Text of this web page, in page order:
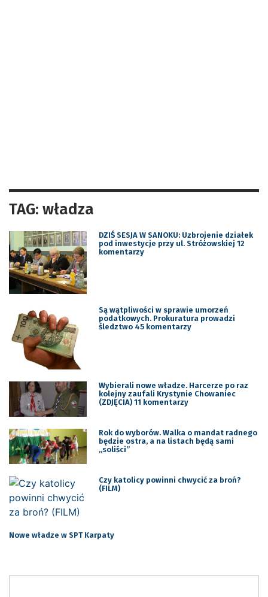
TAG: władza
DZIŚ SESJA W SANOKU: Uzbrojenie działek
pod inwestycje przy ul. Stróżowskiej 12
komentarzy
Są wątpliwości w sprawie umorzeń
podatkowych. Prokuratura prowadzi
śledztwo 45 komentarzy
Wybierali nowe władze. Harcerze po raz
kolejny zaufali Krystynie Chowaniec
(ZDJĘCIA) 11 komentarzy
Rok do wyborów. Walka o mandat radnego
będzie ostra, a na listach będą sami
„soliści”
Czy katolicy powinni chwycić za broń?
(FILM)
Nowe władze w SPT Karpaty